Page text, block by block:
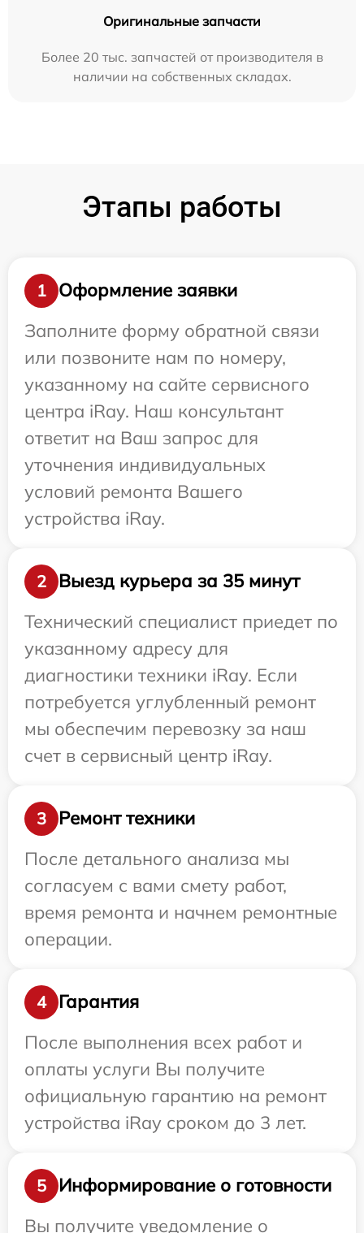
Оригинальные запчасти
Более 20 тыс. запчастей от производителя в
наличии на собственных складах.
Этапы работы
1
Оформление заявки
Заполните форму обратной связи
или позвоните нам по номеру,
указанному на сайте сервисного
центра iRay. Наш консультант
ответит на Ваш запрос для
уточнения индивидуальных
условий ремонта Вашего
устройства iRay.
2
Выезд курьера за 35 минут
Технический специалист приедет по
указанному адресу для
диагностики техники iRay. Если
потребуется углубленный ремонт
мы обеспечим перевозку за наш
счет в сервисный центр iRay.
3
Ремонт техники
После детального анализа мы
согласуем с вами смету работ,
время ремонта и начнем ремонтные
операции.
4
Гарантия
После выполнения всех работ и
оплаты услуги Вы получите
официальную гарантию на ремонт
устройства iRay сроком до 3 лет.
5
Информирование о готовности
Вы получите уведомление о